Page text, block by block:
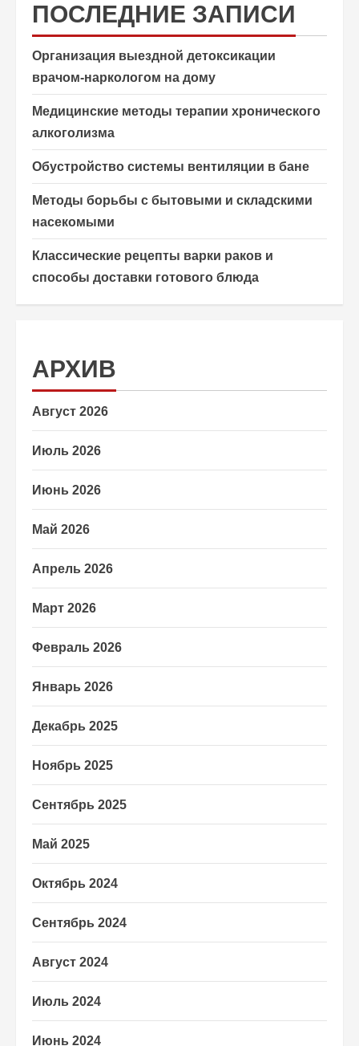
ПОСЛЕДНИЕ ЗАПИСИ
Организация выездной детоксикации
врачом-наркологом на дому
Медицинские методы терапии хронического
алкоголизма
Обустройство системы вентиляции в бане
Методы борьбы с бытовыми и складскими
насекомыми
Классические рецепты варки раков и
способы доставки готового блюда
АРХИВ
Август 2026
Июль 2026
Июнь 2026
Май 2026
Апрель 2026
Март 2026
Февраль 2026
Январь 2026
Декабрь 2025
Ноябрь 2025
Сентябрь 2025
Май 2025
Октябрь 2024
Сентябрь 2024
Август 2024
Июль 2024
Июнь 2024